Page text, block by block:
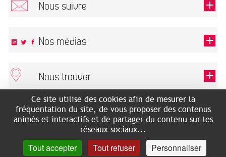
Nous suivre
Ce champ est exigé.
Nos médias
Nous trouver
ARCHIVES MUNICIPALES
2 rue des Archives
Accès mobilité réduite :
7 avenue de Bellevue
RECHERCHES GÉNÉALOGIQUES
NOUS CONNAÎTRE
SERVICE ÉDUCATIF
LES ARCHIVES EN LIGNE
HISTOIRE DE TOULOUSE
Ce site utilise des cookies afin de mesurer la
fréquentation du site, de vous proposer des contenus
animés et interactifs et de partager du contenu sur les
réseaux sociaux...
Tout accepter Tout refuser Personnaliser